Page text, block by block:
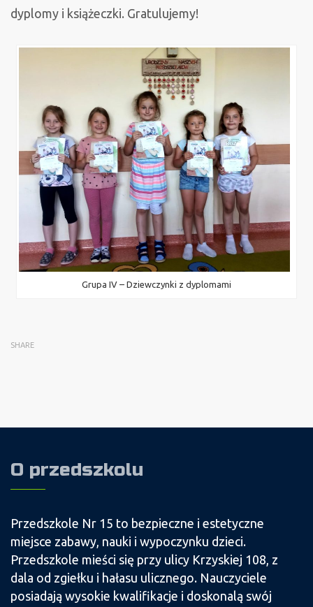
Plastycznym
Dzieci
„Na
początku
była
miłość
rodzina”
dyplomy i książeczki. Gratulujemy!
Grupa IV – Dziewczynki z dyplomami
SHARE
O przedszkolu
Przedszkole Nr 15 to bezpieczne i estetyczne
miejsce zabawy, nauki i wypoczynku dzieci.
Przedszkole mieści się przy ulicy Krzyskiej 108, z
dala od zgiełku i hałasu ulicznego. Nauczyciele
posiadają wysokie kwalifikacje i doskonalą swój